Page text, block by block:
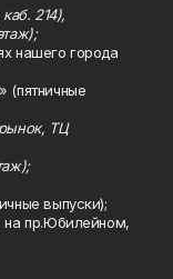
214),
нашего города
(пятничные
ТЦ
выпуски);
на пр.Юбилейном,